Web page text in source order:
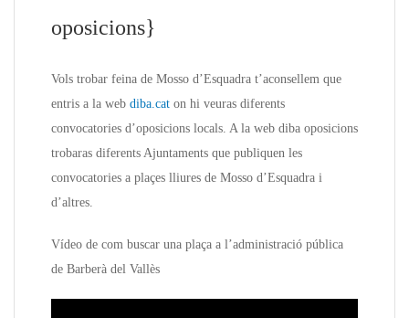
oposicions}
Vols trobar feina de Mosso d’Esquadra t’aconsellem que
entris a la web diba.cat on hi veuras diferents
convocatories d’oposicions locals. A la web diba oposicions
trobaras diferents Ajuntaments que publiquen les
convocatories a plaçes lliures de Mosso d’Esquadra i
d’altres.
Vídeo de com buscar una plaça a l’administració pública
de Barberà del Vallès